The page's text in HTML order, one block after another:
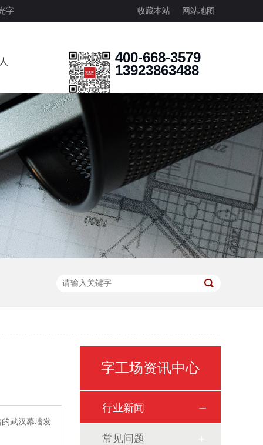
收藏本站 网站地图
字
400-668-3579
13923863488
武汉幕墙发
字工场资讯中心
行业新闻
常见问题